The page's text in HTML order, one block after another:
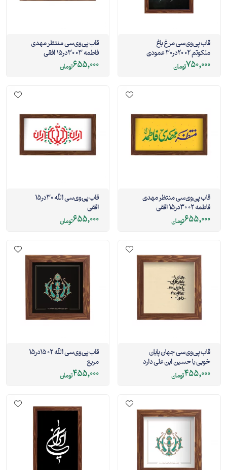
قاب پی‌وی‌سی مرغ باغ
ملکوتم 02 20در30 عمودی
750,000تومان
قاب پی‌وی‌سی منتظر مهدی
فاطمه 03 30در15 افقی
655,000تومان
قاب پی‌وی‌سی منتظر مهدی
فاطمه 02 30در15 افقی
655,000تومان
قاب پی‌وی‌سی الله 30در15
افقی
655,000تومان
قاب پی‌وی‌سی جهان پایان
خوبی با حسین ابن علی دارد
15در15 مربع
455,000تومان
قاب پی‌وی‌سی الله 02 15در15
مربع
455,000تومان